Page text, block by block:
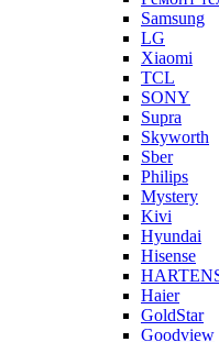
Samsung
LG
Xiaomi
TCL
SONY
Supra
Skyworth
Sber
Philips
Mystery
Kivi
Hyundai
Hisense
Haier
GoldStar
Goodview